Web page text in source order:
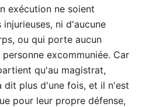
exécution ne soient
ni d'aucune
ou qui porte aucun
excommuniée. Car
qu'au magistrat,
dit plus d'une fois, et il n'est
pour leur propre défense,